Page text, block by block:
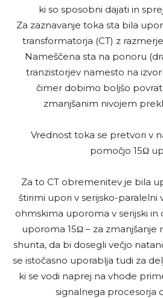
ki so sposobni dajati in
Za zaznavanje toka sta bila
transformatorja (CT) z
Nameščena sta na ponoru
tranzistorjev namesto na
čimer dobimo boljšo
zmanjšanim nivojem
Vrednost toka se pretvori v
pomočjo 15Ω
Za to CT obremenitev je bila
štirimi upori v serijsko-paralelni
ohmskima uporoma v serijski
uporoma 15Ω – za zmanjšanje
shunta, da bi dosegli večjo
se istočasno uporablja tudi za
ki se vodi naprej na vhode
signalnega procesorja